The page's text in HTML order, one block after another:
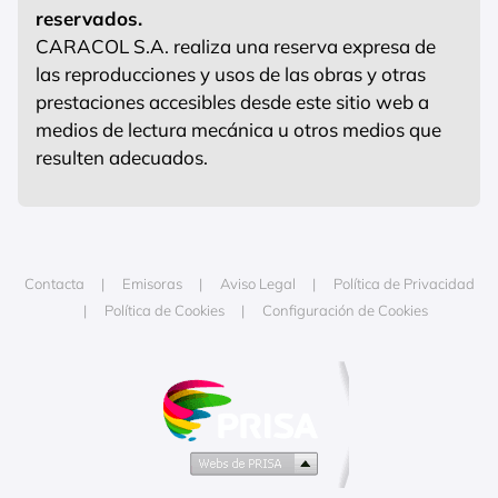
reservados.
CARACOL S.A. realiza una reserva expresa de
las reproducciones y usos de las obras y otras
prestaciones accesibles desde este sitio web a
medios de lectura mecánica u otros medios que
resulten adecuados.
Contacta Emisoras Aviso Legal
Política de Privacidad
Política de Cookies
Configuración de Cookies